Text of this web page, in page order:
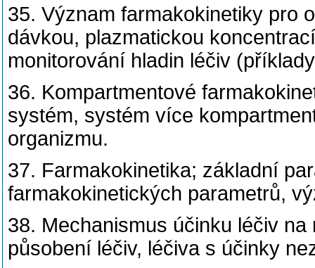
35. Význam farmakokinetiky pro
dávkou, plazmatickou
monitorování hladin léčiv
36. Kompartmentové
systém, systém více
organizmu.
37. Farmakokinetika; základní
farmakokinetických parametrů,
38. Mechanismus účinku léčiv
působení léčiv, léčiva s účinky